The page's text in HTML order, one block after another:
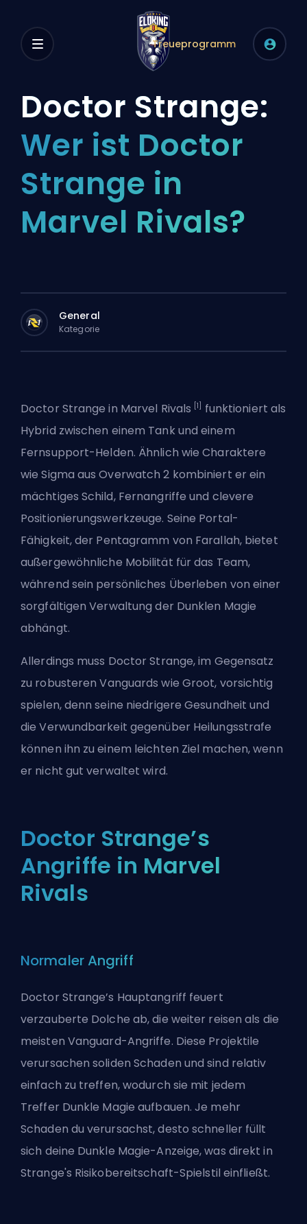
Treueprogramm
Doctor Strange:
Wer ist Doctor
Strange in
Marvel Rivals?
General
Kategorie
Doctor Strange in Marvel Rivals [1]
funktioniert als
Hybrid zwischen einem Tank und einem
Fernsupport-Helden. Ähnlich wie Charaktere
wie Sigma aus Overwatch 2 kombiniert er ein
mächtiges Schild, Fernangriffe und clevere
Positionierungswerkzeuge. Seine Portal-
Fähigkeit, der Pentagramm von Farallah, bietet
außergewöhnliche Mobilität für das Team,
während sein persönliches Überleben von einer
sorgfältigen Verwaltung der Dunklen Magie
abhängt.
Allerdings muss Doctor Strange, im Gegensatz
zu robusterenVanguards wie Groot, vorsichtig
spielen, denn seine niedrigere Gesundheit und
die Verwundbarkeit gegenüber Heilungsstrafe
können ihn zu einem leichten Ziel machen, wenn
er nicht gut verwaltet wird.
Doctor Strange’s
Angriffe in Marvel
Rivals
Normaler Angriff
Doctor Strange’s Hauptangriff feuert
verzauberte Dolche ab, die weiter reisen als die
meisten Vanguard-Angriffe. Diese Projektile
verursachen soliden Schaden und sind relativ
einfach zu treffen, wodurch sie mit jedem
Treffer Dunkle Magie aufbauen. Je mehr
Schaden du verursachst, desto schneller füllt
sich deine Dunkle Magie-Anzeige, was direkt in
Strange's Risikobereitschaft-Spielstil einfließt.